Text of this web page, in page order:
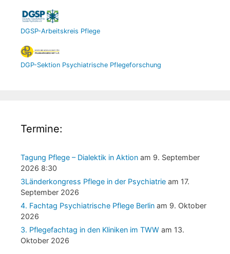
DGSP-Arbeitskreis Pflege
DGP-Sektion Psychiatrische Pflegeforschung
Termine:
Tagung Pflege – Dialektik in Aktion am 9. September
2026 8:30
3Länderkongress Pflege in der Psychiatrie am 17.
September 2026
4. Fachtag Psychiatrische Pflege Berlin am 9. Oktober
2026
3. Pflegefachtag in den Kliniken im TWW am 13.
Oktober 2026